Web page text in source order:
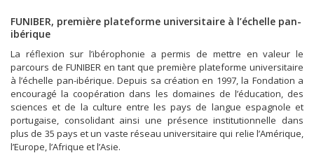
FUNIBER, première plateforme universitaire à l’échelle pan-
ibérique
La réflexion sur l’ibérophonie a permis de mettre en valeur le
parcours de FUNIBER en tant que première plateforme universitaire
à l’échelle pan-ibérique. Depuis sa création en 1997, la Fondation a
encouragé la coopération dans les domaines de l’éducation, des
sciences et de la culture entre les pays de langue espagnole et
portugaise, consolidant ainsi une présence institutionnelle dans
plus de 35 pays et un vaste réseau universitaire qui relie l’Amérique,
l’Europe, l’Afrique et l’Asie.